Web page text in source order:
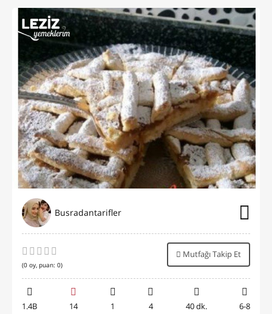
Busradantarifler
(0 oy, puan: 0)
Mutfağı Takip Et
1.4B 14 1 4 40 dk. 6-8